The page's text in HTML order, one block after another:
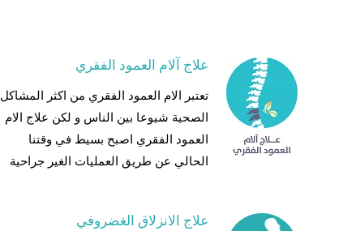
علاج آلام العمود الفقري
تعتبر الام العمود الفقري من اكثر المشاكل
الصحية شيوعا بين الناس و لكن علاج الام
العمود الفقري اصبح بسيط في وقتنا
الحالي عن طريق العمليات الغير جراحية
علاج الانزلاق الغضروفي